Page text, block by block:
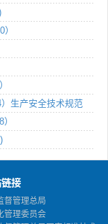
生产安全技术规范
接
督管理总局
管理委员会